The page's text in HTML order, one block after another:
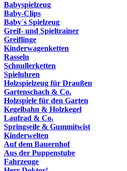
Babyspielzeug
Baby-Clips
Baby´s Spielzeug
Greif- und Spieltrainer
Greiflinge
Kinderwagenketten
Rasseln
Schnullerketten
Spieluhren
Holzspielzeug für Draußen
Gartenschach & Co.
Holzspiele für den Garten
Kegelbahn & Holzkegel
Laufrad & Co.
Springseile & Gummitwist
Kinderwelten
Auf dem Bauernhof
Aus der Puppenstube
Fahrzeuge